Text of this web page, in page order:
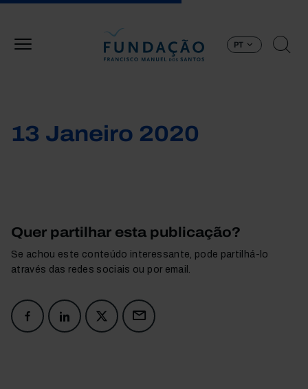
PT
13 Janeiro 2020
Quer partilhar esta publicação?
Se achou este conteúdo interessante, pode partilhá-lo
através das redes sociais ou por email.